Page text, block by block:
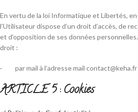
En vertu de la loi Informatique et Libertés,
l’Utilisateur dispose d’un droit d’accès, de
et d’opposition de ses données
droit :
· par mail à l’adresse mail contact@keha.fr
ARTICLE 5 : Cookies